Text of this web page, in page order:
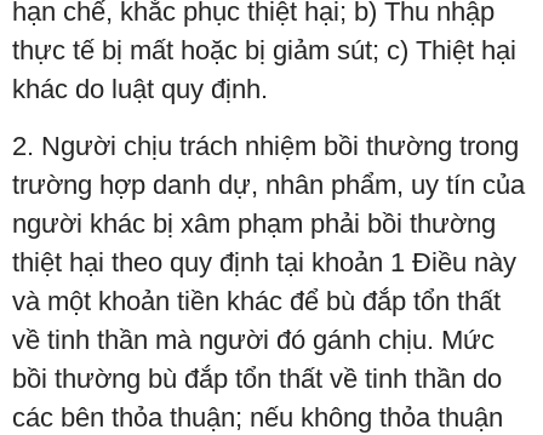
hạn chế, khắc phục thiệt hại; b) Thu nhập
thực tế bị mất hoặc bị giảm sút; c) Thiệt hại
khác do luật quy định.
2. Người chịu trách nhiệm bồi thường trong
trường hợp danh dự, nhân phẩm, uy tín của
người khác bị xâm phạm phải bồi thường
thiệt hại theo quy định tại khoản 1 Điều này
và một khoản tiền khác để bù đắp tổn thất
về tinh thần mà người đó gánh chịu. Mức
bồi thường bù đắp tổn thất về tinh thần do
các bên thỏa thuận; nếu không thỏa thuận